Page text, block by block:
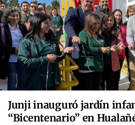
Junji inauguró jardín
“Bicentenario” en